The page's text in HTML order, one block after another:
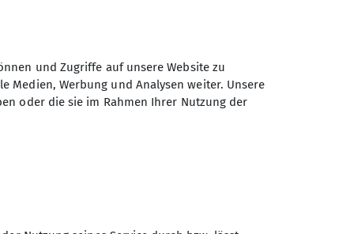
anmelden!
und Zugriffe auf unsere Website zu
Medien, Werbung und Analysen weiter. Unsere
oder die sie im Rahmen Ihrer Nutzung der